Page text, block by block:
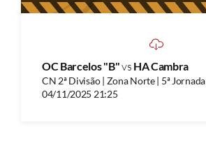
OC Barcelos "B"vs HA Cambra
CN 2ª Divisão | Zona Norte | 5ª Jornada
04/11/2025 21:25